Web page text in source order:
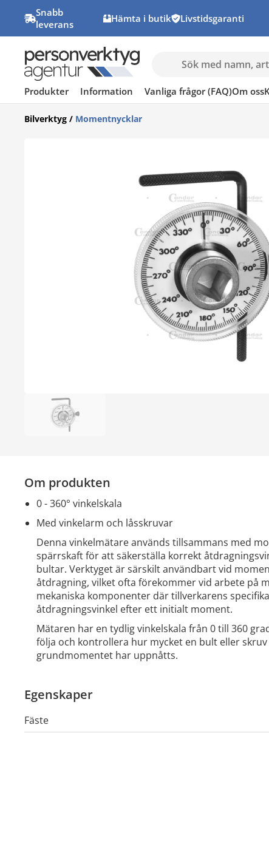
Snabb
leverans
Hämta i butik Livstidsgaranti
Produkter Information Vanliga frågor (FAQ)Om oss
Bilverktyg / Momentnycklar
Om produkten
0 - 360° vinkelskala
med vinkelarm och låsskruvar
Denna vinkelmätare används tillsammans med
spärrskaft för att säkerställa korrekt
bultar. Verktyget är särskilt användbart vid
åtdragning, vilket ofta förekommer vid arbete på
mekaniska komponenter där tillverkarens
åtdragningsvinkel efter ett initialt moment.
Mätaren har en tydlig vinkelskala från 0 till 360
följa och kontrollera hur mycket en bult eller
grundmomentet har uppnåtts.
Egenskaper
Fäste